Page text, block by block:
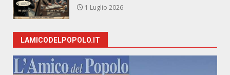
1 Luglio 2026
LAMICODELPOPOLO.IT